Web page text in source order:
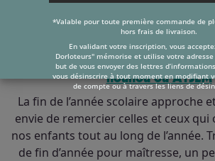
originales et pleines de sens pour
nounou ou ATSEM
La fin de l’année scolaire approche
envie de remercier celles et ceux qui
nos enfants tout au long de l’année.
de fin d’année pour maîtresse, un
*Valable pour toute première commande de
hors frais de livraison.
En validant votre inscription, vous
Dorloteurs" mémorise et utilise votre
but de vous envoyer des lettres
vous désinscrire à tout moment en modifiant
de compte ou à travers les liens de